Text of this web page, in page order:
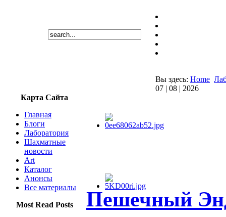
Вы здесь: Home
07 | 08 | 2026
Карта Сайта
Главная
Блоги
Лаборатория
Шахматные
новости
Art
Каталог
Анонсы
Все материалы
Most Read Posts
Пешечный